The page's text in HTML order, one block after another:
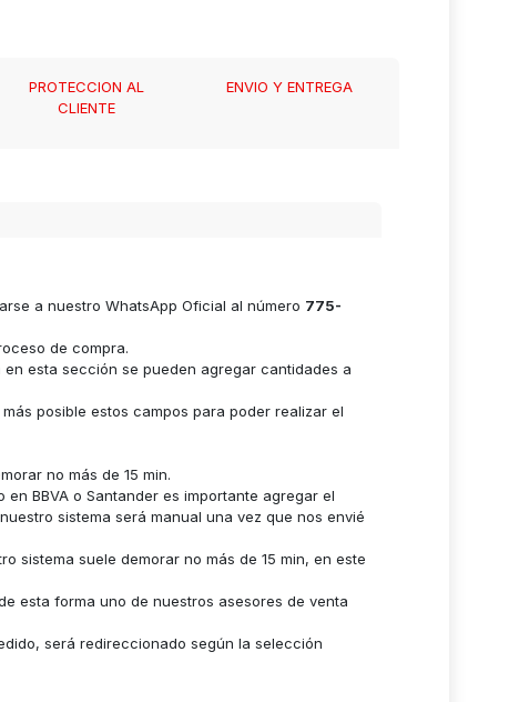
PROTECCION AL
CLIENTE
ENVIO Y ENTREGA
a nuestro WhatsApp Oficial al número 775-
de compra.
esta sección se pueden agregar cantidades a
posible estos campos para poder realizar el
no más de 15 min.
BBVA o Santander es importante agregar el
sistema será manual una vez que nos envié
sistema suele demorar no más de 15 min, en este
esta forma uno de nuestros asesores de venta
será redireccionado según la selección